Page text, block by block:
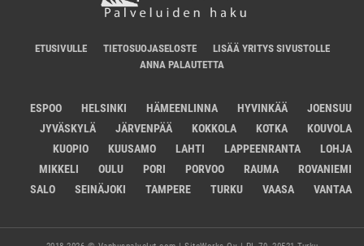
ETUSIVULLE TIETOSUOJASELOSTE
LISÄÄ YRITYS SIVUSTOLLE
ANNA PALAUTETTA
ESPOO HELSINKI HÄMEENLINNA HYVINKÄÄ
JOENSUU
JYVÄSKYLÄ
JÄRVENPÄÄ KOKKOLA KOTKA
KOUVOLA
KUOPIO
KUUSAMO LAHTI LAPPEENRANTA
LOHJA
MIKKELI
OULU PORI PORVOO RAUMA
ROVANIEMI
SALO
SEINÄJOKI TAMPERE TURKU VAASA VANTAA